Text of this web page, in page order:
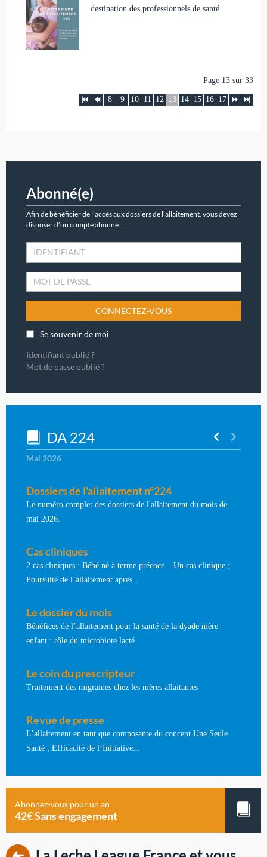
destination des professionnels de santé.
Page 13 sur 33
8 9 10 11 12 13 14 15 16 17
Abonné(e)
Afin de bénéficier de l’accès aux dossiers de l’allaitement, vous devez
disposer d’un compte abonné.
CONNECTEZ-VOUS
Se souvenir de moi
Identifiant oublié ?
Mot de passe oublié ?
DA 224
Mai 2026
Dossiers de l'allaitement n°224
Le numéro complet des dossiers de l'allaitement du mois de
mai 2026.
Cas cliniques
2 cas cliniques : Bébé né à terme précoce – Un cas clinique ;
Poursuite de l’allaitement après...
Le dossier du mois
Bénéfices de l’allaitement pour la santé de la dyade mère-
enfant : rôle du microbiote lacté
Le coin du prescripteur
Traitement des migraines chez les mères allaitantes
Revue de presse
L’allaitement en tant que composante du concept Une Seule
Santé ; Efficacité de l’Initiative...
Abonnez-vous pour un an
42€ Sans engagement